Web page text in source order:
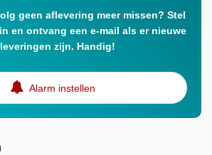
geen aflevering meer missen? Stel
en ontvang een e-mail als er nieuwe
zijn. Handig!
Alarm instellen